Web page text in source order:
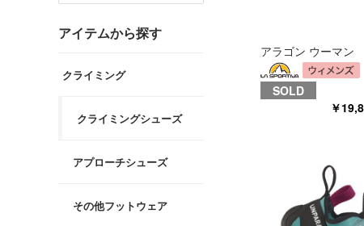
アイテムから探す
クライミング
クライミングシューズ
アプローチシューズ
その他フットウェア
アラゴン ウーマン
SOLD
￥